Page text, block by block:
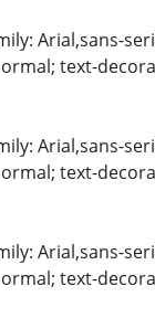
Arial,sans-
text-
Arial,sans-
text-
Arial,sans-
text-